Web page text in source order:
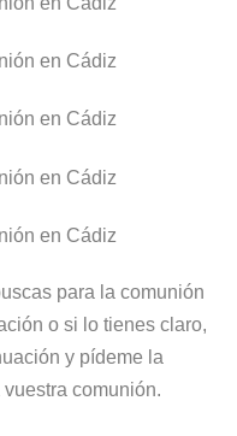
para la comunión
o si lo tienes claro,
y pídeme la
comunión.